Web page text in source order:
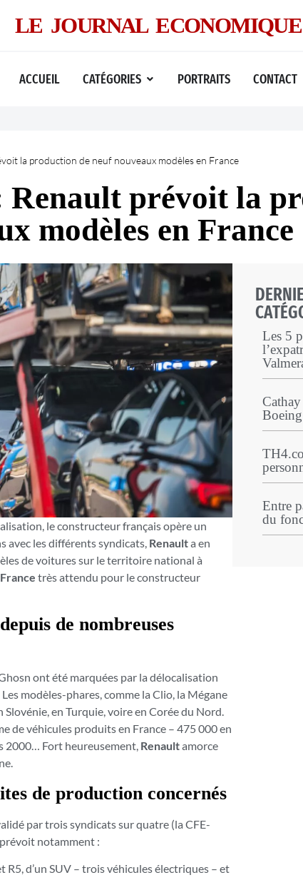
LE JOURNAL ECONOMIQUE
ACCUEIL CATÉGORIES PORTRAITS CONTACT
la production de neuf nouveaux modèles en France
Renault prévoit la
modèles en France
le constructeur français opère un
avec les différents syndicats, Renaulta en
de voitures sur le territoire national à
très attendu pour le constructeur
de nombreuses
ont été marquées par la délocalisation
modèles-phares, comme la Clio, la Mégane
Slovénie, en Turquie, voire en Corée du Nord.
de véhicules produits en France – 475 000 en
2000… Fort heureusement, Renaultamorce
de production concernés
par trois syndicats sur quatre (la CFE-
prévoit notamment :
d’un SUV – trois véhicules électriques – et
Les 5
Entre
du